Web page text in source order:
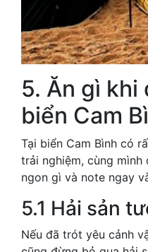
5. Ăn gì khi
biển Cam
Tại biển Cam Bình có
trải nghiệm, cùng
ngon gì và note ngay
5.1 Hải sản
Nếu đã trót yêu cảnh